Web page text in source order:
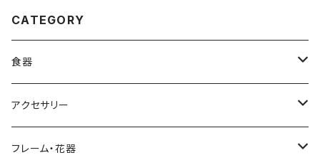
CATEGORY
食器
グラス
ワイングラス
ティーセット
アクセサリー
ペンダント
フレーム・花器